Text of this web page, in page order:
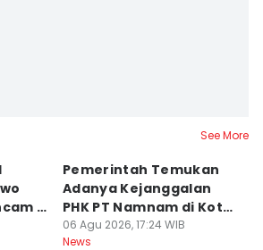
See More
12
Pemerintah Temukan
Adanya Kejanggalan
PHK PT Namnam di Kota
Cimahi
06 Agu 2026, 17:24 WIB
News